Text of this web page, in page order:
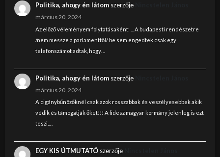
Politika, ahogy én látomszerzője
március 20, 2024
Az előző véleményem folytatásaként: ... A budapesti rendészetre
/nem messze a parlamenttől/ be sem engedtek csak egy
telefonszámot adtak, hogy…
Politika, ahogy én látomszerzője
március 20, 2024
A cigánybűnözőknél csak azok rosszabbak és veszélyesebbek akik
védik és támogatják őket!!! A fidesz magyar kormány jelenleg is ezt
teszi.…
EGY KIS ÚTMUTATÓszerzője